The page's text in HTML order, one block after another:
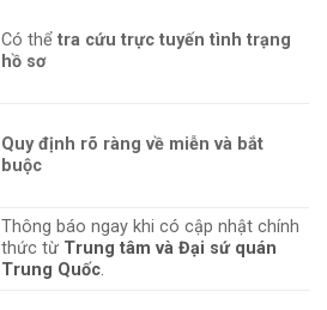
Có thểtra cứu trực tuyến tình trạng
hồ sơ
Quy định rõ ràng về miễn và bắt
buộc
Thông báo ngay khi có cập nhật chính
thức từ Trung tâm và Đại sứ quán
Trung Quốc.